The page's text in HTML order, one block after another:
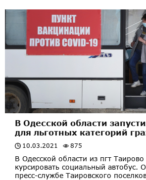
В Одесской области
для льготных категорий
10.03.2021 875
В Одесской области из пгт
курсировать социальный автобус.
пресс-службе Таировского